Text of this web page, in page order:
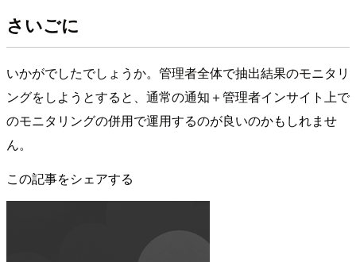
さいごに
いかがでしたでしょうか。管理者全体で抽出結果のモニタリ
ングをしようとすると、通常の通知＋管理者インサイト上で
のモニタリングの併用で運用するのが良いのかもしれませ
ん。
この記事をシェアする